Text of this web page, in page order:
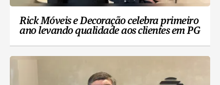
Rick Móveis e Decoração celebra primeiro
ano levando qualidade aos clientes em PG